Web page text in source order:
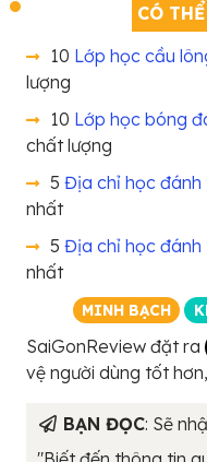
CÓ
10 Lớp học cầu
lượng
10 Lớp học bóng
chất lượng
5 Địa chỉ học đánh
nhất
5 Địa chỉ học đánh
nhất
MINH BẠCH
SaiGonReview đặt ra
vệ người dùng tốt
BẠN ĐỌC: Sẽ